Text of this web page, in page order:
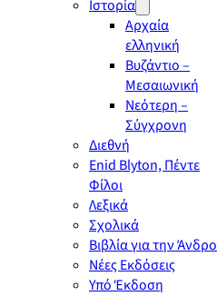
Ιστορία
Αρχαία
ελληνική
Βυζάντιο –
Μεσαιωνική
Νεότερη –
Σύγχρονη
Διεθνή
Enid Blyton, Πέντε
Φίλοι
Λεξικά
Σχολικά
Βιβλία για την Άνδρο
Νέες Εκδόσεις
Υπό Έκδοση